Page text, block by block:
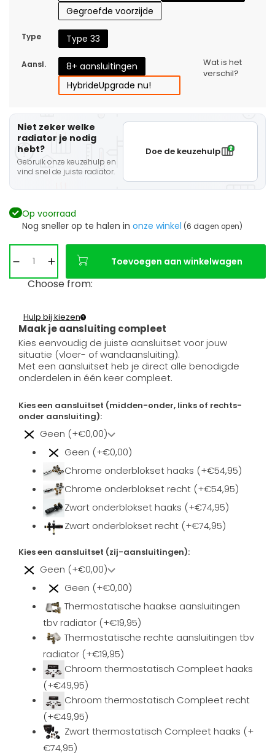
Gegroefde voorzijde
Type Type 33
Aansl.
8+ aansluitingen
HybrideUpgrade nu!
Wat is het
verschil?
Niet zeker welke
radiator je nodig
hebt?
Gebruik onze keuzehulp en
vind snel de juiste radiator.
Doe de keuzehulp
Op voorraad
Nog sneller op te halen in onze winkel (6 dagen open)
Toevoegen aan winkelwagen
Choose from:
Maak je aansluiting compleet
Hulp bij kiezen
Kies eenvoudig de juiste aansluitset voor jouw
situatie (vloer- of wandaansluiting).
Met een aansluitset heb je direct alle benodigde
onderdelen in één keer compleet.
Kies een aansluitset (midden-onder, links of rechts-
onder aansluiting):
Geen (+€0,00)
Geen (+€0,00)
Chrome onderblokset haaks (+€54,95)
Chrome onderblokset recht (+€54,95)
Zwart onderblokset haaks (+€74,95)
Zwart onderblokset recht (+€74,95)
Kies een aansluitset (zij-aansluitingen):
Geen (+€0,00)
Geen (+€0,00)
Thermostatische haakse aansluitingen
tbv radiator (+€19,95)
Thermostatische rechte aansluitingen tbv
radiator (+€19,95)
Chroom thermostatisch Compleet haaks
(+€49,95)
Chroom thermostatisch Compleet recht
(+€49,95)
Zwart thermostatisch Compleet haaks (+
€74,95)